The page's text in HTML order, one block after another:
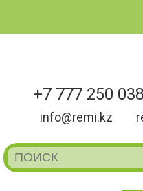
+7 777 250
info@remi.kz